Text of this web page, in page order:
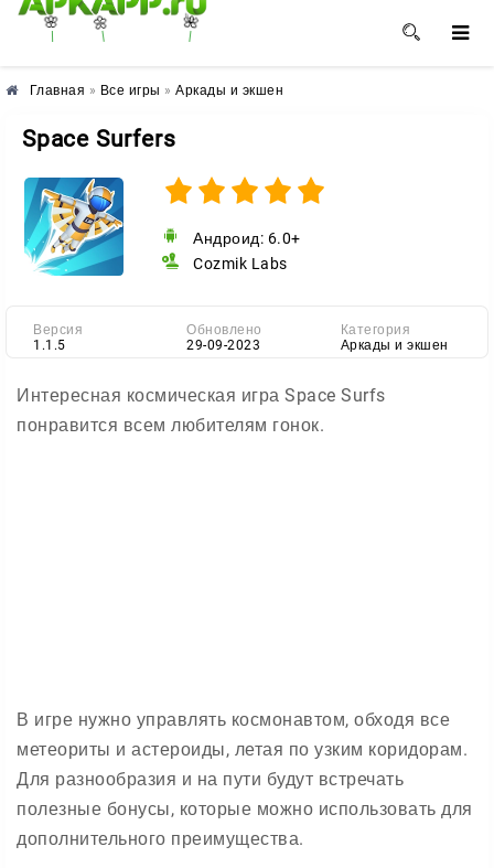
🌸 🌼 🌺
Главная » Все игры » Аркады и экшен
Space Surfers
Андроид: 6.0+
Cozmik Labs
Версия
1.1.5
Обновлено
29-09-2023
Категория
Аркады и экшен
Интересная космическая игра Space Surfs
понравится всем любителям гонок.
В игре нужно управлять космонавтом, обходя все
метеориты и астероиды, летая по узким коридорам.
Для разнообразия и на пути будут встречать
полезные бонусы, которые можно использовать для
дополнительного преимущества.